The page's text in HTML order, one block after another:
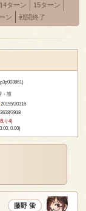
14ターン
15ターン
ン 戦闘終了
・護
20155/20316
3638/3918
り4)
0.00)
藤野 蛍